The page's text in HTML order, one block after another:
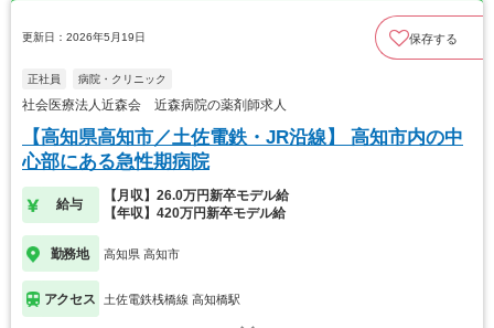
更新日：2026年5月19日 保存する
正社員 病院・クリニック
社会医療法人近森会 近森病院の薬剤師求人
【高知県高知市／土佐電鉄・JR沿線】 高知市内の中
心部にある急性期病院
給与
【月収】26.0万円新卒モデル給
【年収】420万円新卒モデル給
勤務地 高知県 高知市
アクセス 土佐電鉄桟橋線 高知橋駅